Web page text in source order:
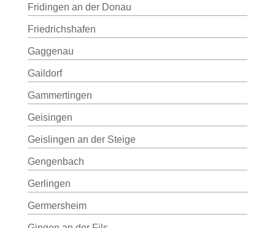
Fridingen an der Donau
Friedrichshafen
Gaggenau
Gaildorf
Gammertingen
Geisingen
Geislingen an der Steige
Gengenbach
Gerlingen
Germersheim